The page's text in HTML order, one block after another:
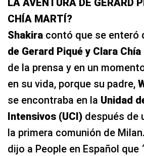
LA AVENTURA DE GERARD
CHÍA MARTÍ?
Shakira contó que se enteró
de Gerard Piqué y Clara
de la prensa y en un
en su vida, porque su padre,
se encontraba en la Unidad
Intensivos (UCI) después de
la primera comunión de
dijo a People en Español que